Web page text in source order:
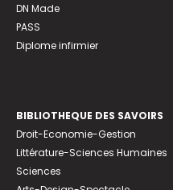
DN Made
PASS
Diplome infirmier
BIBLIOTHEQUE DES SAVOIRS
Droit-Economie-Gestion
Littérature-Sciences Humaines
Sciences